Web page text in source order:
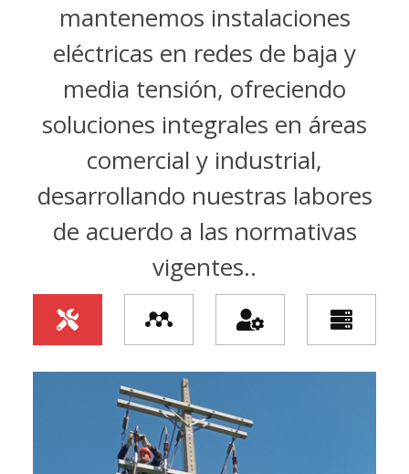
mantenemos instalaciones
eléctricas en redes de baja y
media tensión, ofreciendo
soluciones integrales en áreas
comercial y industrial,
desarrollando nuestras labores
de acuerdo a las normativas
vigentes..